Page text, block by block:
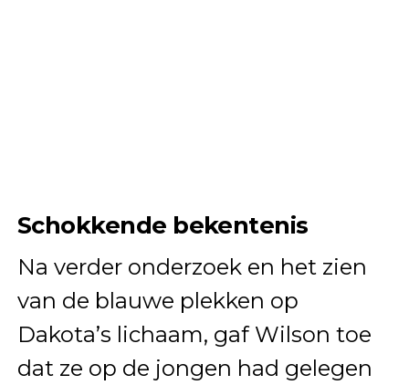
Schokkende bekentenis
Na verder onderzoek en het zien
van de blauwe plekken op
Dakota’s lichaam, gaf Wilson toe
dat ze op de jongen had gelegen